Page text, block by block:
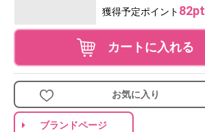
獲得予定ポイント 82pt
カートに入れる
お気に入り
ブランドページ